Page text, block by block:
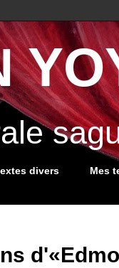
divers Mes